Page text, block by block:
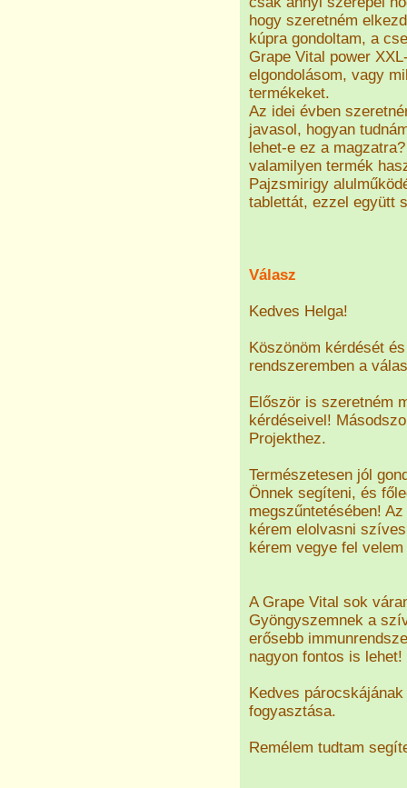
hogy szeretném
kúpra gondoltam, a
Grape Vital power
elgondolásom, vagy
termékeket.
Az idei évben
javasol, hogyan
lehet-e ez a
valamilyen termék
Pajzsmirigy
tablettát, ezzel együtt
Válasz
Kedves Helga!
Köszönöm kérdését
rendszeremben a
Először is szeretném
kérdéseivel!
Projekthez.
Természetesen jól
Önnek segíteni, és
megszűntetésében!
kérem elolvasni
kérem vegye fel
A Grape Vital sok
Gyöngyszemnek a
erősebb
nagyon fontos is lehet!
Kedves
fogyasztása.
Remélem tudtam